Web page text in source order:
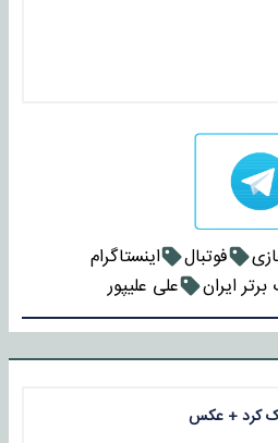
فوتبال
اینستاگرام
ایران علی علیپور
کرد + عکس